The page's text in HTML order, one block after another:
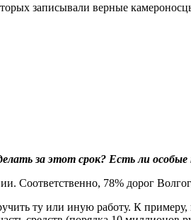
записывали верные
за этот срок? Есть ли особые
Соответственно, 78% дорог
ту или иную работу. К